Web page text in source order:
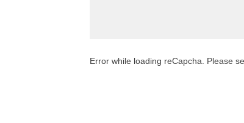
Error while loading reCapcha. Please